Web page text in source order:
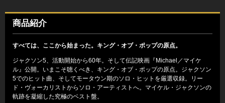
商品紹介
すべては、ここから始まった。キング・オブ・ポップの原点。
ジャクソン5、活動開始から60年。そして伝記映画『Michael／マイケ
ル』公開。いまこそ聴くべき、キング・オブ・ポップの原点。ジャクソン
5でのヒット曲、そしてモータウン期のソロ・ヒットを厳選収録。リー
ド・ヴォーカリストからソロ・アーティストへ。マイケル・ジャクソンの
軌跡を凝縮した究極のベスト盤。